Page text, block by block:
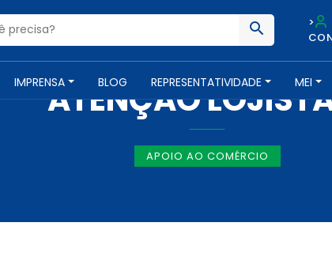
>
IMPRENSA BLOG REPRESENTATIVIDADE MEI
NOTÍCIAS -29 DE JANEIRO DE 2019
ATENÇÃO
APOIO AO COMÉRCIO